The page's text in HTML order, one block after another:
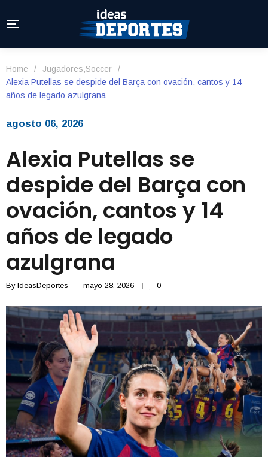
Home / Jugadores,Soccer
/
Alexia Putellas se despide del Barça con ovación, cantos y 14
años de legado azulgrana
agosto 06, 2026
Alexia Putellas se
despide del Barça con
ovación, cantos y 14
años de legado
azulgrana
By IdeasDeportes mayo 28, 2026 0